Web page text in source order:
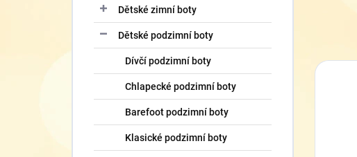
Dětské zimní boty
Dětské podzimní boty
Dívčí podzimní boty
Chlapecké podzimní boty
Barefoot podzimní boty
Klasické podzimní boty